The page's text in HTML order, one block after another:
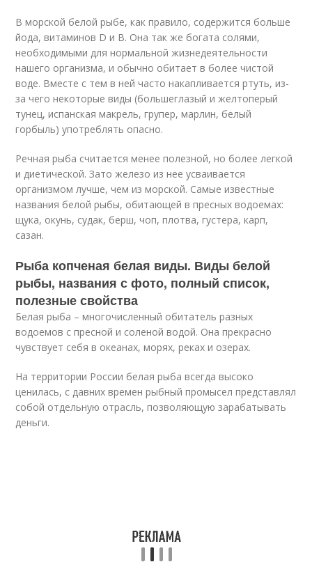
В морской белой рыбе, как правило, содержится больше
йода, витаминов D и B. Она так же богата солями,
необходимыми для нормальной жизнедеятельности
нашего организма, и обычно обитает в более чистой
воде. Вместе с тем в ней часто накапливается ртуть, из-
за чего некоторые виды (большеглазый и желтоперый
тунец, испанская макрель, групер, марлин, белый
горбыль) употреблять опасно.
Речная рыба считается менее полезной, но более легкой
и диетической. Зато железо из нее усваивается
организмом лучше, чем из морской. Самые известные
названия белой рыбы, обитающей в пресных водоемах:
щука, окунь, судак, берш, чоп, плотва, густера, карп,
сазан.
Рыба копченая белая виды. Виды белой
рыбы, названия с фото, полный список,
полезные свойства
Белая рыба – многочисленный обитатель разных
водоемов с пресной и соленой водой. Она прекрасно
чувствует себя в океанах, морях, реках и озерах.
На территории России белая рыба всегда высоко
ценилась, с давних времен рыбный промысел представлял
собой отдельную отрасль, позволяющую зарабатывать
деньги.